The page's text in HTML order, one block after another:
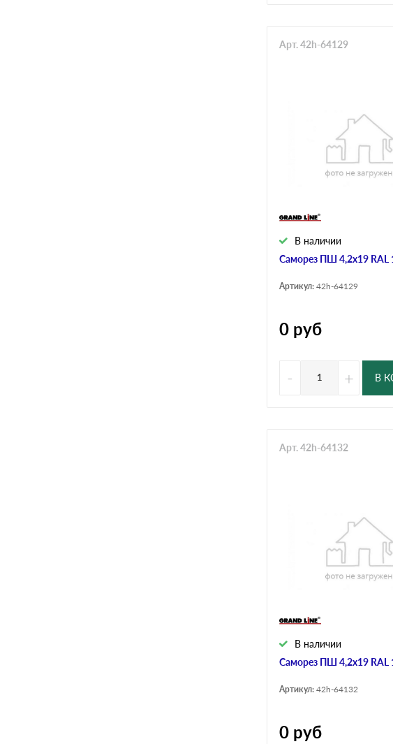
Саморез ПШ 4,2х19 RAL
В наличии
Арт. 42h-64129
Артикул: 42h-64129
0 руб
- + В
Саморез ПШ 4,2х19 RAL
В наличии
Арт. 42h-64132
Артикул: 42h-64132
0 руб